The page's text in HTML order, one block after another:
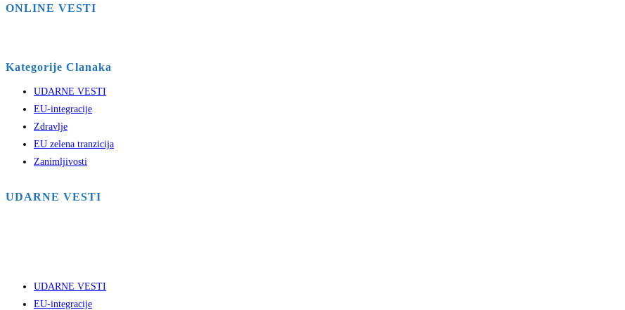
ONLINE VESTI
Kategorije Clanaka
UDARNE VESTI
EU-integracije
Zdravlje
EU zelena tranzicija
Zanimljivosti
UDARNE VESTI
UDARNE VESTI
EU-integracije